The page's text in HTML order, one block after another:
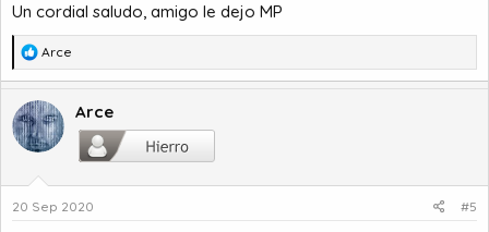
:
Un cordial saludo, amigo le dejo MP
R
e
c
c
i
n
e
Arce
Arce
20 Sep 2020 #5